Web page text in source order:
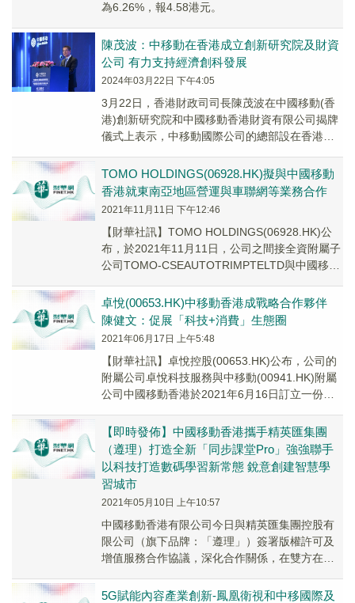
為6.26%，報4.58港元。
陳茂波：中移動在香港成立創新研究院及財資
公司 有力支持經濟創科發展
2024年03月22日 下午4:05
3月22日，香港財政司司長陳茂波在中國移動(香
港)創新研究院和中國移動香港財資有限公司揭牌
儀式上表示，中移動國際公司的總部設在香港，
香港...
TOMO HOLDINGS(06928.HK)擬與中國移動
香港就東南亞地區營運與車聯網等業務合作
2021年11月11日 下午12:46
【財華社訊】TOMO HOLDINGS(06928.HK)公
布，於2021年11月11日，公司之間接全資附屬子
公司TOMO-CSEAUTOTRIMPTELTD與中國移動
卓悅(00653.HK)中移動香港成戰略合作夥伴
陳健文：促展「科技+消費」生態圈
2021年06月17日 上午5:48
【財華社訊】卓悅控股(00653.HK)公布，公司的
附屬公司卓悅科技服務與中移動(00941.HK)附屬
公司中國移動香港於2021年6月16日訂立一份發
【即時發佈】中國移動香港攜手精英匯集團
（遵理）打造全新「同步課堂Pro」強強聯手
以科技打造數碼學習新常態 銳意創建智慧學
習城市
2021年05月10日 上午10:57
中國移動香港有限公司今日與精英匯集團控股有
限公司（旗下品牌：「遵理」）簽署版權許可及
增值服務合作協議，深化合作關係，在雙方在
強強聯手，將...
5G賦能內容產業創新-鳳凰衛視和中移國際及